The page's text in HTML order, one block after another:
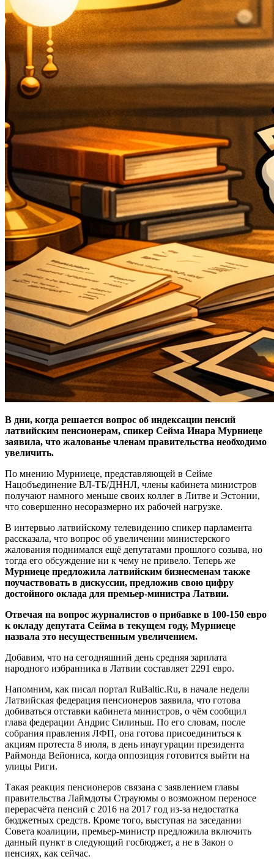
В дни, когда решается вопрос об индексации пенсий
латвийским пенсионерам, спикер Сейма Инара Мурниеце
заявила, что жалованье членам правительства необходимо
увеличить.
По мнению Мурниеце, представляющей в Сейме
Нацобъединение ВЛ-ТБ/ДННЛ, члены кабинета министров
получают намного меньше своих коллег в Литве и Эстонии,
что совершенно несоразмерно их рабочей нагрузке.
В интервью латвийскому телевидению спикер парламента
рассказала, что вопрос об увеличении министерского
жалования поднимался ещё депутатами прошлого созыва, но
тогда его обсуждение ни к чему не привело. Теперь же
Мурниеце предложила латвийским бизнесменам также
поучаствовать в дискуссии, предложив свою цифру
достойного оклада для премьер-министра Латвии.
Отвечая на вопрос журналистов о прибавке в 100-150 евро
к окладу депутата Сейма в текущем году, Мурниеце
назвала это несущественным увеличением.
Добавим, что на сегодняшний день средняя зарплата
народного избранника в Латвии составляет 2291 евро.
Напомним, как писал портал RuBaltic.Ru, в начале недели
Латвийская федерация пенсионеров заявила, что готова
добиваться отставки кабинета министров, о чём сообщил
глава федерации Андрис Силиньш. По его словам, после
собрания правления ЛФП, она готова присоединиться к
акциям протеста 8 июля, в день инаугурации президента
Раймонда Вейониса, когда оппозиция готовится выйти на
улицы Риги.
Такая реакция пенсионеров связана с заявлением главы
правительства Лаймдоты Страуюмы о возможном переносе
перерасчёта пенсий с 2016 на 2017 год из-за недостатка
бюджетных средств. Кроме того, выступая на заседании
Совета коалиции, премьер-министр предложила включить
данный пункт в следующий госбюджет, а не в Закон о
пенсиях, как сейчас.